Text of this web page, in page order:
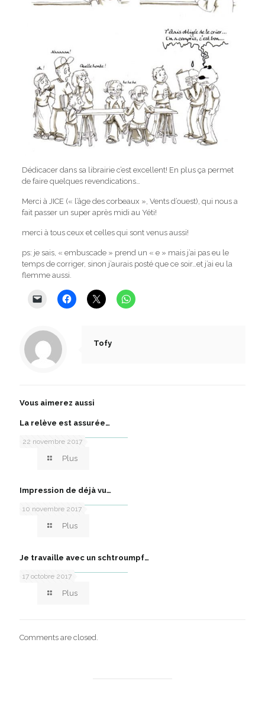
Dédicacer dans sa librairie c’est excellent! En plus ça permet
de faire quelques revendications…
Merci à JICE (« l’âge des corbeaux », Vents d’ouest), qui nous a
fait passer un super après midi au Yéti!
merci à tous ceux et celles qui sont venus aussi!
ps: je sais, « embuscade » prend un « e » mais j’ai pas eu le
temps de corriger, sinon j’aurais posté que ce soir…et j’ai eu la
flemme aussi.
Tofy
Vous aimerez aussi
22 novembre 2017
La relève est assurée…
Plus
10 novembre 2017
Impression de déjà vu…
Plus
17 octobre 2017
Je travaille avec un schtroumpf…
Plus
Comments are closed.